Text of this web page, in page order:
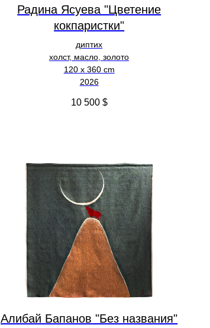
Радина Ясуева "Цветение
кокпаристки"
диптих
холст, масло, золото
120 х 360 cm
2026
10 500 $
Алибай Бапанов "Без названия"